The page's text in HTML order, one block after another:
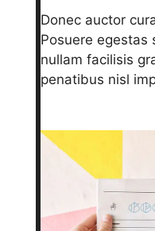
Donec auctor
Posuere egestas
nullam facilisis
penatibus nisl